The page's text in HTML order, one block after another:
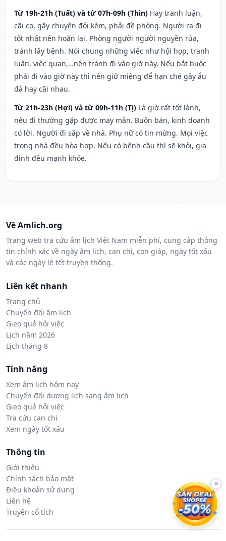
Từ 19h-21h (Tuất) và từ 07h-09h (Thìn) Hay tranh luận,
cãi cọ, gây chuyện đói kém, phải đề phòng. Người ra đi
tốt nhất nên hoãn lại. Phòng người người nguyền rủa,
tránh lây bệnh. Nói chung những việc như hội họp, tranh
luận, việc quan,…nên tránh đi vào giờ này. Nếu bắt buộc
phải đi vào giờ này thì nên giữ miệng để hạn ché gây ẩu
đả hay cãi nhau.
Từ 21h-23h (Hợi) và từ 09h-11h (Tị) Là giờ rất tốt lành,
nếu đi thường gặp được may mắn. Buôn bán, kinh doanh
có lời. Người đi sắp về nhà. Phụ nữ có tin mừng. Mọi việc
trong nhà đều hòa hợp. Nếu có bệnh cầu thì sẽ khỏi, gia
đình đều mạnh khỏe.
Về Amlich.org
Trang web tra cứu âm lịch Việt Nam miễn phí, cung cấp thông
tin chính xác về ngày âm lịch, can chi, con giáp, ngày tốt xấu
và các ngày lễ tết truyền thống.
Liên kết nhanh
Trang chủ
Chuyển đổi âm lịch
Gieo quẻ hỏi việc
Lịch năm 2026
Lịch tháng 8
Tính năng
Xem âm lịch hôm nay
Chuyển đổi dương lịch sang âm lịch
Gieo quẻ hỏi việc
Tra cứu can chi
Xem ngày tốt xấu
Thông tin
Giới thiệu
Chính sách bảo mật
Điều khoản sử dụng
Liên hệ
Truyện cổ tích
×